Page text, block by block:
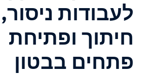
לעבודות ניסור,
חיתוך ופתיחת
פתחים בבטון